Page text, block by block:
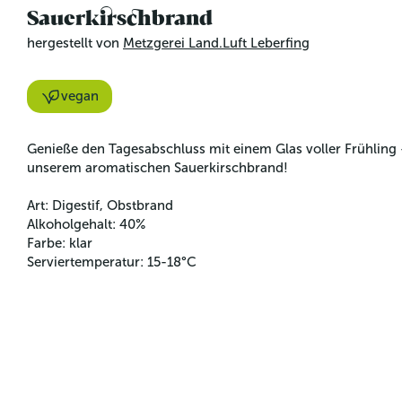
Sauerkirschbrand
hergestellt von Metzgerei Land.Luft Leberfing
vegan
Genieße den Tagesabschluss mit einem Glas voller
unserem aromatischen Sauerkirschbrand!
Art: Digestif, Obstbrand
Alkoholgehalt: 40%
Farbe: klar
Serviertemperatur: 15-18°C